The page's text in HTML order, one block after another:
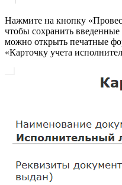
Нажмите на кнопку
чтобы сохранить
можно открыть печатные
«Карточку учета